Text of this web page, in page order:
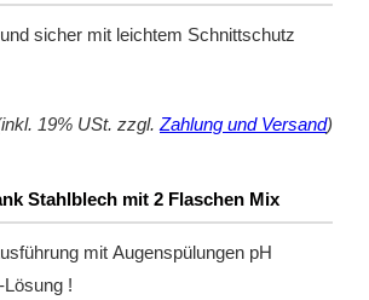
sicher mit leichtem Schnittschutz
19% USt. zzgl. Zahlung und Versand)
Stahlblech mit 2 Flaschen Mix
mit Augenspülungen pH
!